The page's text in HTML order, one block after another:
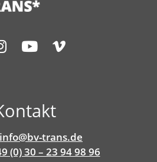
info@bv-trans.de
(0) 30 – 23 94 98 96